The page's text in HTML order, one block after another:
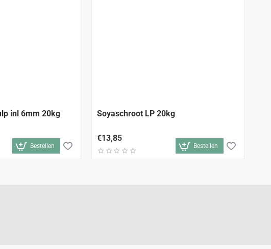
Pulpbrok Bietenpulp inl 6mm 20kg
Bestellen
Soyaschroot LP 20kg
€13,85
Bestellen